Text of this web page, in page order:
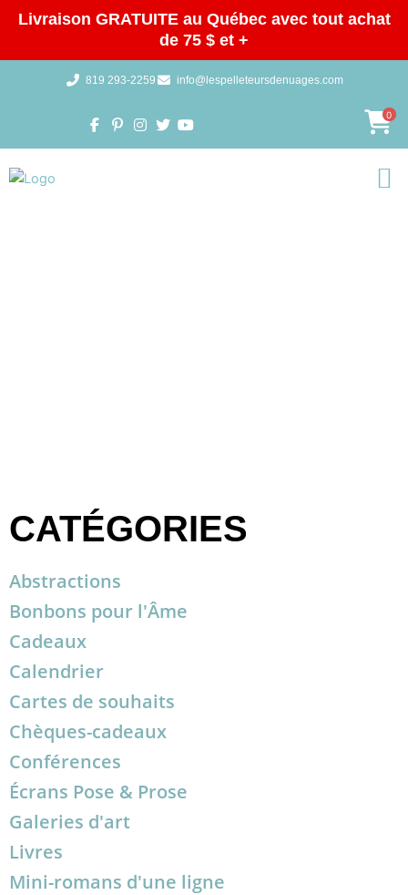
AllerLivraison GRATUITE au Québec avec tout achat
de 75 $ et +
819 293-2259 info@lespelleteursdenuages.com
0
CATÉGORIES
Abstractions
Bonbons pour l'Âme
Cadeaux
Calendrier
Cartes de souhaits
Chèques-cadeaux
Conférences
Écrans Pose & Prose
Galeries d'art
Livres
Mini-romans d'une ligne